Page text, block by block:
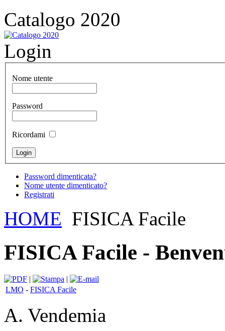
Catalogo 2020
Login
Nome utente
Password
Ricordami
Password dimenticata?
Nome utente dimenticato?
Registrati
HOME FISICA Facile
FISICA Facile -
|
|
LMO - FISICA Facile
A. Vendemia